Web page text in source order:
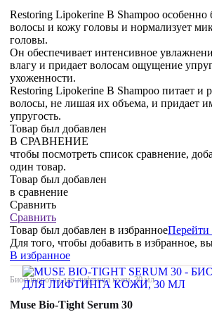
Restoring Lipokerine B Shampoo
волосы и кожу головы и нормализует
головы.
Он обеспечивает интенсивное
влагу и придает волосам ощущение
ухоженности.
Restoring Lipokerine B Shampoo питает и
волосы, не лишая их объема, и придает
упругость.
Товар был добавлен
В СРАВНЕНИЕ
чтобы посмотреть список сравнение,
один товар.
Товар был добавлен
в сравнение
Сравнить
Сравнить
Товар был добавлен в избранноеПерейти
Для того, чтобы добавить в избранное,
В избранное
Биосыворотка для лифтинга кожи, 30 мл
Muse Bio-Tight Serum 30